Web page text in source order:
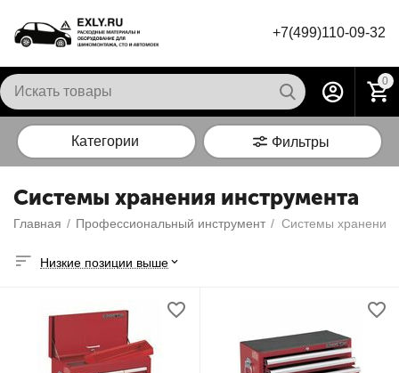
+7(499)110-09-32
0
Категории Фильтры
Системы хранения инструмента
Главная / Профессиональный инструмент / Системы хранения
Низкие позиции выше